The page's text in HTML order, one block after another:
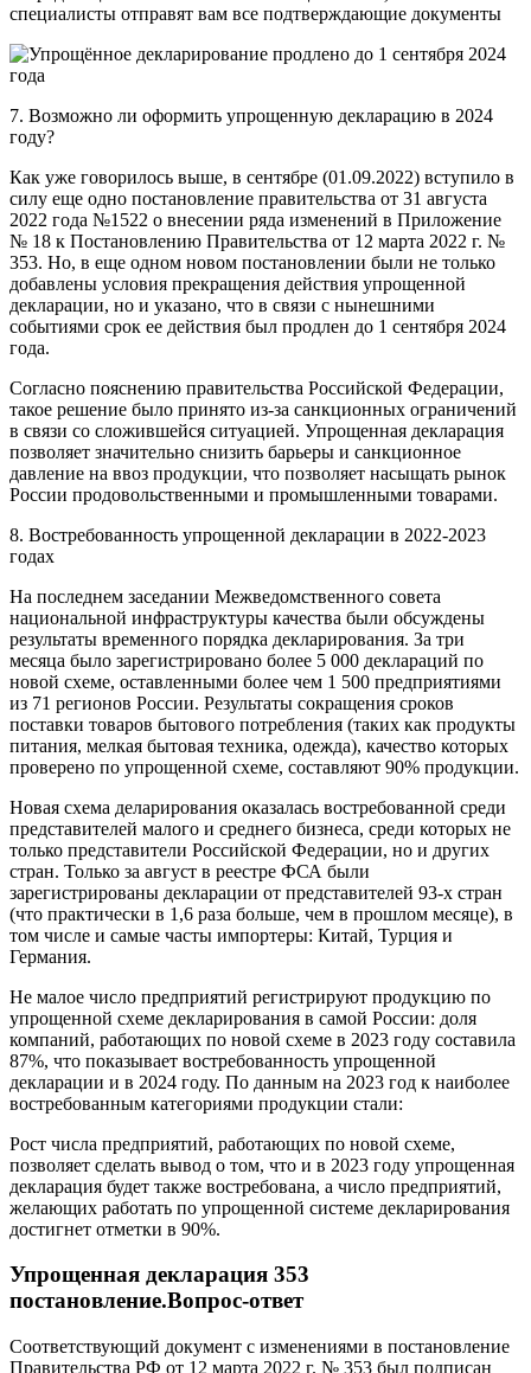
специалисты отправят вам все подтверждающие документы
7. Возможно ли оформить упрощенную декларацию в 2024
году?
Как уже говорилось выше, в сентябре (01.09.2022) вступило в
силу еще одно постановление правительства от 31 августа
2022 года №1522 о внесении ряда изменений в Приложение
№ 18 к Постановлению Правительства от 12 марта 2022 г. №
353. Но, в еще одном новом постановлении были не только
добавлены условия прекращения действия упрощенной
декларации, но и указано, что в связи с нынешними
событиями срок ее действия был продлен до 1 сентября 2024
года.
Согласно пояснению правительства Российской Федерации,
такое решение было принято из-за санкционных ограничений
в связи со сложившейся ситуацией. Упрощенная декларация
позволяет значительно снизить барьеры и санкционное
давление на ввоз продукции, что позволяет насыщать рынок
России продовольственными и промышленными товарами.
8. Востребованность упрощенной декларации в 2022-2023
годах
На последнем заседании Межведомственного совета
национальной инфраструктуры качества были обсуждены
результаты временного порядка декларирования. За три
месяца было зарегистрировано более 5 000 деклараций по
новой схеме, оставленными более чем 1 500 предприятиями
из 71 регионов России. Результаты сокращения сроков
поставки товаров бытового потребления (таких как продукты
питания, мелкая бытовая техника, одежда), качество которых
проверено по упрощенной схеме, составляют 90% продукции.
Новая схема деларирования оказалась востребованной среди
представителей малого и среднего бизнеса, среди которых не
только представители Российской Федерации, но и других
стран. Только за август в реестре ФСА были
зарегистрированы декларации от представителей 93-х стран
(что практически в 1,6 раза больше, чем в прошлом месяце), в
том числе и самые часты импортеры: Китай, Турция и
Германия.
Не малое число предприятий регистрируют продукцию по
упрощенной схеме декларирования в самой России: доля
компаний, работающих по новой схеме в 2023 году составила
87%, что показывает востребованность упрощенной
декларации и в 2024 году. По данным на 2023 год к наиболее
востребованным категориями продукции стали:
Рост числа предприятий, работающих по новой схеме,
позволяет сделать вывод о том, что и в 2023 году упрощенная
декларация будет также востребована, а число предприятий,
желающих работать по упрощенной системе декларирования
достигнет отметки в 90%.
Упрощенная декларация 353
постановление.Вопрос-ответ
Соответствующий документ с изменениями в постановление
Правительства РФ от 12 марта 2022 г. № 353 был подписан